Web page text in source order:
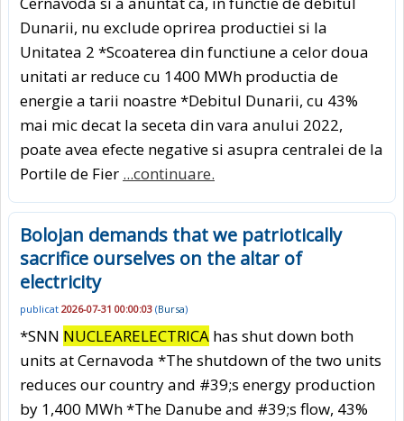
Dunarii, nu exclude oprirea productiei si la
Unitatea 2 *Scoaterea din functiune a celor doua
unitati ar reduce cu 1400 MWh productia de
energie a tarii noastre *Debitul Dunarii, cu 43%
mai mic decat la seceta din vara anului 2022,
poate avea efecte negative si asupra centralei de la
Portile de Fier ...continuare.
Bolojan demands that we patriotically
sacrifice ourselves on the altar of
electricity
publicat 2026-07-31 00:00:03 (Bursa)
*SNN NUCLEARELECTRICA has shut down both
units at Cernavoda *The shutdown of the two units
reduces our country and #39;s energy production
by 1,400 MWh *The Danube and #39;s flow, 43%